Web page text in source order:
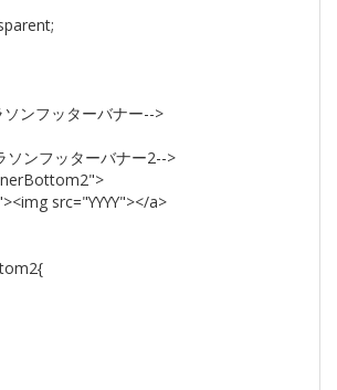
ンフッターバナー-->
ンフッターバナー2-->
src="YYYY"></a>